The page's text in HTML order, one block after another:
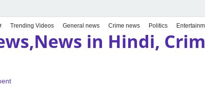
Trending Videos General news Crime news Politics
in Hindi,